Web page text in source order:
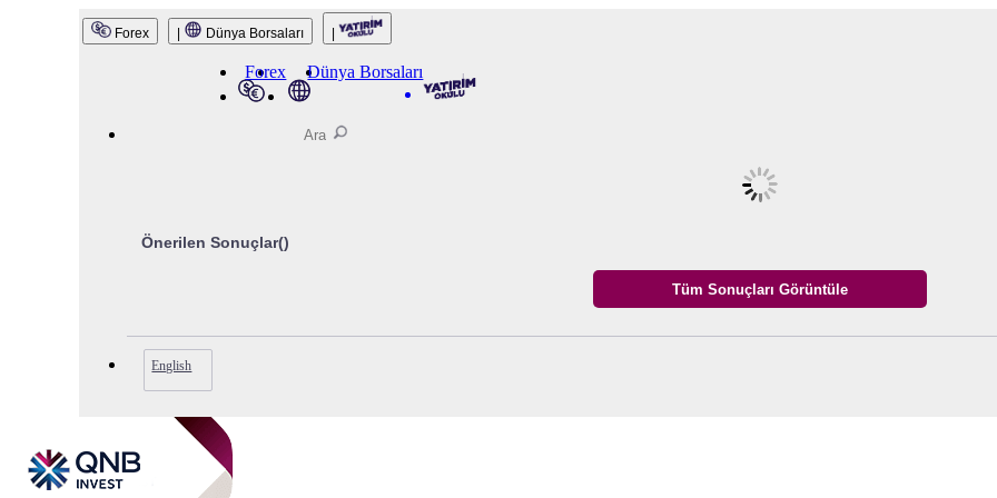
QNB Invest
Forex Dünya Borsaları
Forex Dünya Borsaları
Önerilen Sonuçlar()
English